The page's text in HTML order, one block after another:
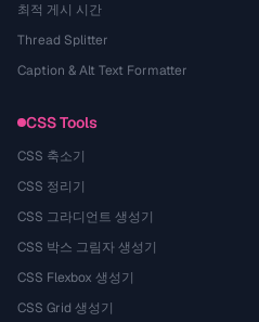
최적 게시 시간
Thread Splitter
Caption & Alt Text Formatter
CSS Tools
CSS 축소기
CSS 정리기
CSS 그라디언트 생성기
CSS 박스 그림자 생성기
CSS Flexbox 생성기
CSS Grid 생성기